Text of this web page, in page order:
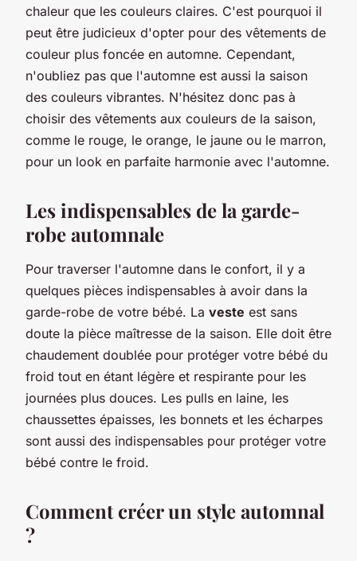
chaleur que les couleurs claires. C'est pourquoi il
peut être judicieux d'opter pour des vêtements de
couleur plus foncée en automne. Cependant,
n'oubliez pas que l'automne est aussi la saison
des couleurs vibrantes. N'hésitez donc pas à
choisir des vêtements aux couleurs de la saison,
comme le rouge, le orange, le jaune ou le marron,
pour un look en parfaite harmonie avec l'automne.
Les indispensables de la garde-
robe automnale
Pour traverser l'automne dans le confort, il y a
quelques pièces indispensables à avoir dans la
garde-robe de votre bébé. La veste est sans
doute la pièce maîtresse de la saison. Elle doit être
chaudement doublée pour protéger votre bébé du
froid tout en étant légère et respirante pour les
journées plus douces. Les pulls en laine, les
chaussettes épaisses, les bonnets et les écharpes
sont aussi des indispensables pour protéger votre
bébé contre le froid.
Comment créer un style automnal
?